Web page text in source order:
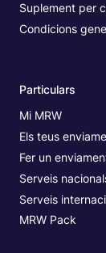
Suplement per
Condicions
Particulars
Mi MRW
Els teus
Fer un
Serveis
Serveis
MRW Pack